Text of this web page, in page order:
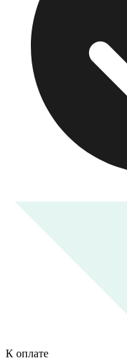
К оплате